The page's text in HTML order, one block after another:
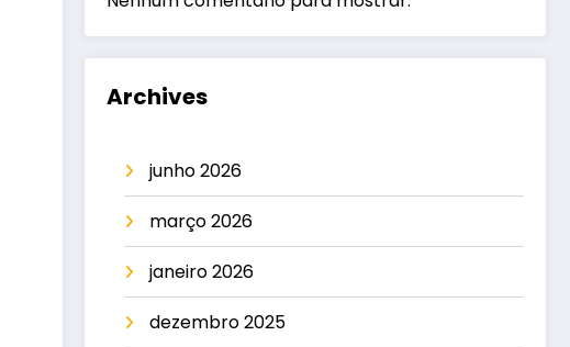
Archives
junho 2026
março 2026
janeiro 2026
dezembro 2025